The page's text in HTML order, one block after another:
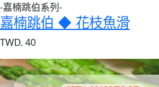
-嘉楠跳伯系列-
嘉楠跳伯 ◆ 花枝魚滑
TWD. 40